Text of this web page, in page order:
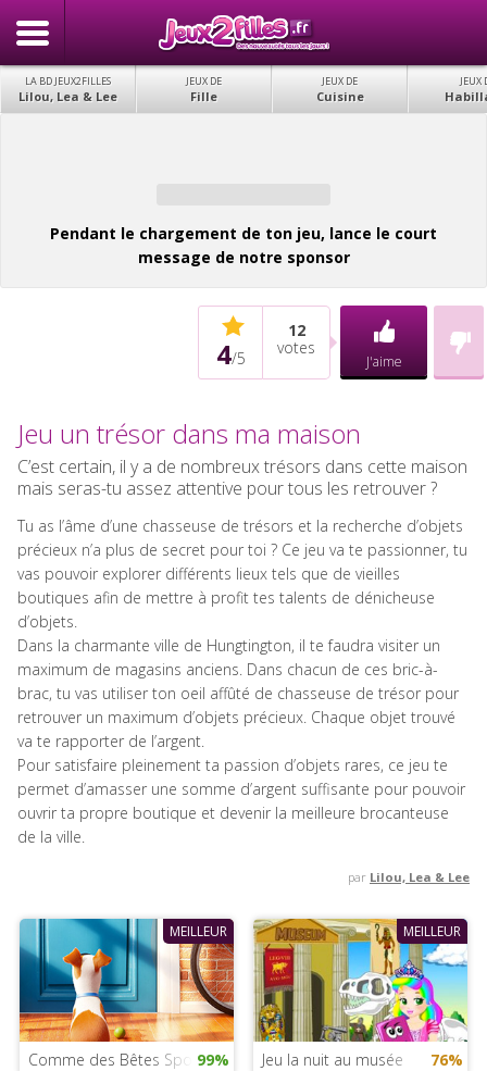
LA BD JEUX2FILLES
Lilou, Lea & Lee
JEUX DE
Fille
JEUX DE
Cuisine
JEUX
Pendant le chargement de ton jeu, lance le court
message de notre sponsor
4/5
12
votes
J'aime
Jeu un trésor dans ma maison
C’est certain, il y a de nombreux trésors dans cette maison
mais seras-tu assez attentive pour tous les retrouver ?
Tu as l’âme d’une chasseuse de trésors et la recherche d’objets
précieux n’a plus de secret pour toi ? Ce jeu va te passionner, tu
vas pouvoir explorer différents lieux tels que de vieilles
boutiques afin de mettre à profit tes talents de dénicheuse
d’objets.
Dans la charmante ville de Hungtington, il te faudra visiter un
maximum de magasins anciens. Dans chacun de ces bric-à-
brac, tu vas utiliser ton oeil affûté de chasseuse de trésor pour
retrouver un maximum d’objets précieux. Chaque objet trouvé
va te rapporter de l’argent.
Pour satisfaire pleinement ta passion d’objets rares, ce jeu te
permet d’amasser une somme d’argent suffisante pour pouvoir
ouvrir ta propre boutique et devenir la meilleure brocanteuse
de la ville.
par Lilou, Lea & Lee
MEILLEUR
Comme des Bêtes Spot 99%
MEILLEUR
Jeu la nuit au musée 76%